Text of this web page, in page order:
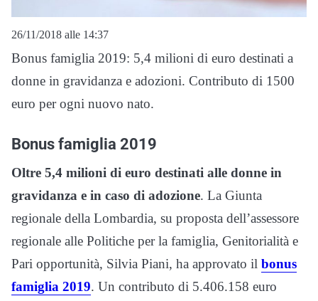
26/11/2018 alle 14:37
Bonus famiglia 2019: 5,4 milioni di euro destinati a
donne in gravidanza e adozioni. Contributo di 1500
euro per ogni nuovo nato.
Bonus famiglia 2019
Oltre 5,4 milioni di euro destinati alle donne in
gravidanza e in caso di adozione. La Giunta
regionale della Lombardia, su proposta dell’assessore
regionale alle Politiche per la famiglia, Genitorialità e
Pari opportunità, Silvia Piani, ha approvato il bonus
famiglia 2019. Un contributo di 5.406.158 euro